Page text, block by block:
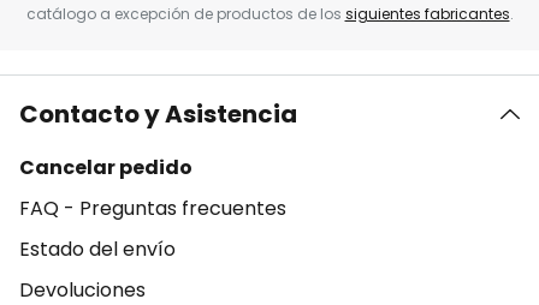
catálogo a excepción de productos de los siguientes fabricantes.
Contacto y Asistencia
Cancelar pedido
FAQ - Preguntas frecuentes
Estado del envío
Devoluciones